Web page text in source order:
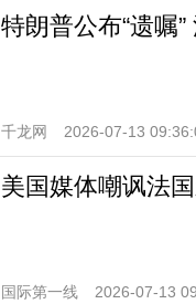
特朗普公布“遗嘱
千龙网 2026-07-13
美国媒体嘲讽法
国际第一线 2026-07-13